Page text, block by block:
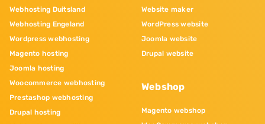
Webhosting Duitsland
Webhosting Engeland
Wordpress webhosting
Magento hosting
Joomla hosting
Woocommerce webhosting
Prestashop webhosting
Drupal hosting
Website maker
WordPress website
Joomla website
Drupal website
Webshop
Magento webshop